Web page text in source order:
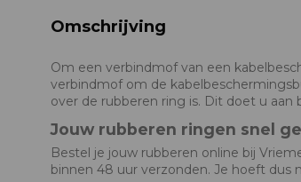
Omschrijving
Om een verbindmof van een
verbindmof om de
over de rubberen ring is. Dit doet u
Jouw rubberen ringen snel
Bestel je jouw rubberen online bij
binnen 48 uur verzonden. Je hoeft dus